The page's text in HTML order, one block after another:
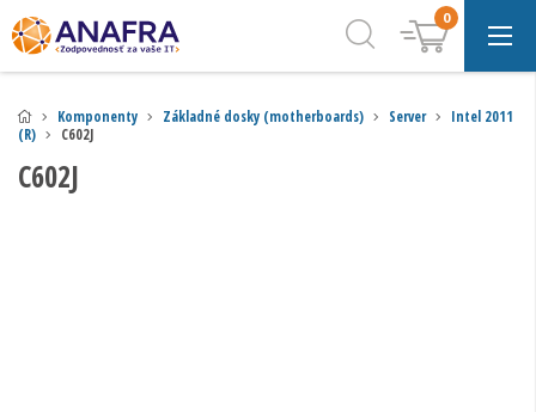
0
Komponenty Základné dosky (motherboards) Server
Intel 2011
(R)
C602J
C602J